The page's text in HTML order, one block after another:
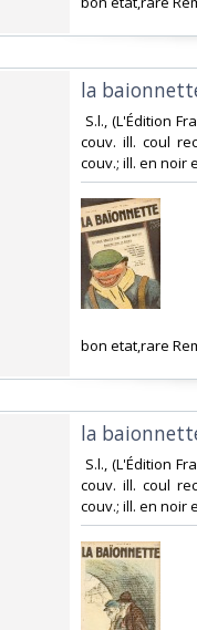
‎la
S.l., (L'Édition
couv. ill. coul
couv.; ill. en noir
‎bon etat,rare
‎la
S.l., (L'Édition
couv. ill. coul
couv.; ill. en noir